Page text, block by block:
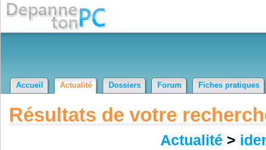
Accueil Actualité Dossiers Forum Fiches pratiques
Résultats de votre
Actualité >